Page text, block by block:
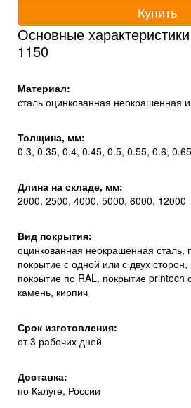
Купить
Основные
1150
Материал:
сталь оцинкованная неокрашенная
Толщина, мм:
0.3, 0.35, 0.4, 0.45, 0.5, 0.55, 0.6,
Длина на складе, мм:
2000, 2500, 4000, 5000, 6000, 12000
Вид покрытия:
оцинкованная неокрашенная сталь,
покрытие с одной или с двух
покрытие по RAL, покрытие printech
камень, кирпич
Срок изготовления:
от 3 рабочих дней
Доставка:
по Калуге, России